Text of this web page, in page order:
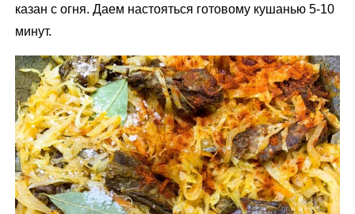
казан с огня. Даем настояться готовому кушанью 5-10
минут.